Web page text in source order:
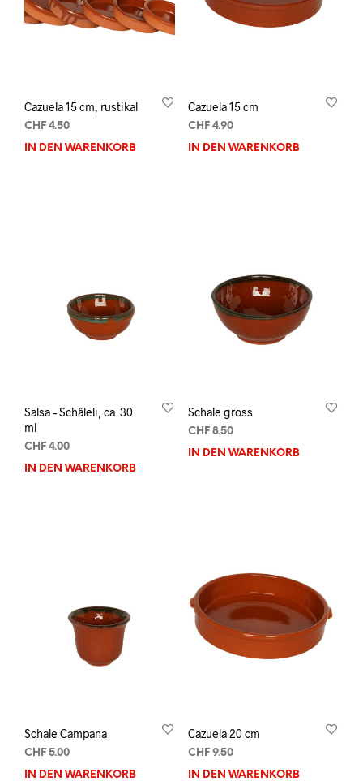
Cazuela 15 cm, rustikal
CHF 4.50
IN DEN WARENKORB
Cazuela 15 cm
CHF4.90
IN DEN WARENKORB
Salsa – Schäleli, ca. 30
ml
CHF 4.00
IN DEN WARENKORB
Schale gross
CHF8.50
IN DEN WARENKORB
Schale Campana
CHF 5.00
IN DEN WARENKORB
Cazuela 20 cm
CHF9.50
IN DEN WARENKORB